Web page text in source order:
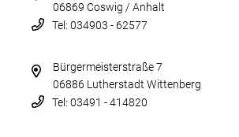
06869 Coswig / Anhalt
Tel: 034903 - 62577
Bürgermeisterstraße 7
06886 Lutherstadt Wittenberg
Tel: 03491 - 414820